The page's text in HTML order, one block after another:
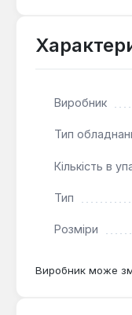
Виробник
Тип
Кількість в
Тип
Розміри
Виробник може